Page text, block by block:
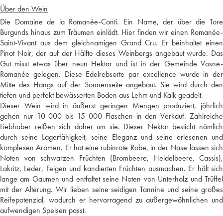
Über den Wein
Die Domaine de la Romanée-Conti. Ein Name, der über die Tore
Burgunds hinaus zum Träumen einlädt. Hier finden wir einen Romanée-
Saint-Vivant aus dem gleichnamigen Grand Cru. Er beinhaltet einen
Pinot Noir, der auf der Hälfte dieses Weinbergs angebaut wurde. Das
Gut misst etwas über neun Hektar und ist in der Gemeinde Vosne-
Romanée gelegen. Diese Edelrebsorte par excellence wurde in der
Mitte des Hangs auf der Sonnenseite angebaut. Sie wird durch den
tiefen und perfekt bewässerten Boden aus Lehm und Kalk geadelt.
Dieser Wein wird in äußerst geringen Mengen produziert, jährlich
gehen nur 10 000 bis 15 000 Flaschen in den Verkauf. Zahlreiche
Liebhaber reißen sich daher um sie. Dieser Nektar besticht nämlich
durch seine Lagerfähigkeit, seine Eleganz und seine erlesenen und
komplexen Aromen. Er hat eine rubinrote Robe, in der Nase lassen sich
Noten von schwarzen Früchten (Brombeere, Heidelbeere, Cassis),
Lakritz, Leder, Feigen und kandierten Früchten ausmachen. Er hält sich
lange am Gaumen und entfaltet seine Noten von Unterholz und Trüffel
mit der Alterung. Wir lieben seine seidigen Tannine und seine großes
Reifepotenzial, wodurch er hervorragend zu außergewöhnlichen und
aufwendigen Speisen passt.